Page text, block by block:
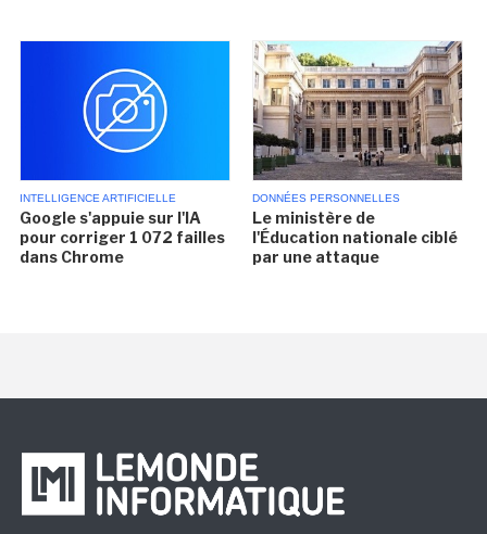
INTELLIGENCE ARTIFICIELLE
Google s'appuie sur l'IA
pour corriger 1 072 failles
dans Chrome
DONNÉES PERSONNELLES
Le ministère de
l'Éducation nationale ciblé
par une attaque